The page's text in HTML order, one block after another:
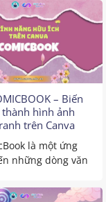
– Biến
hình ảnh
trên Canva
là một ứng
những dòng văn